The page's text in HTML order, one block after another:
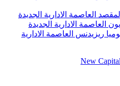
العاصمة الادارية الجديدة
العاصمة الادارية الجديدة
ريزيدنس العاصمة الادارية
New Capital